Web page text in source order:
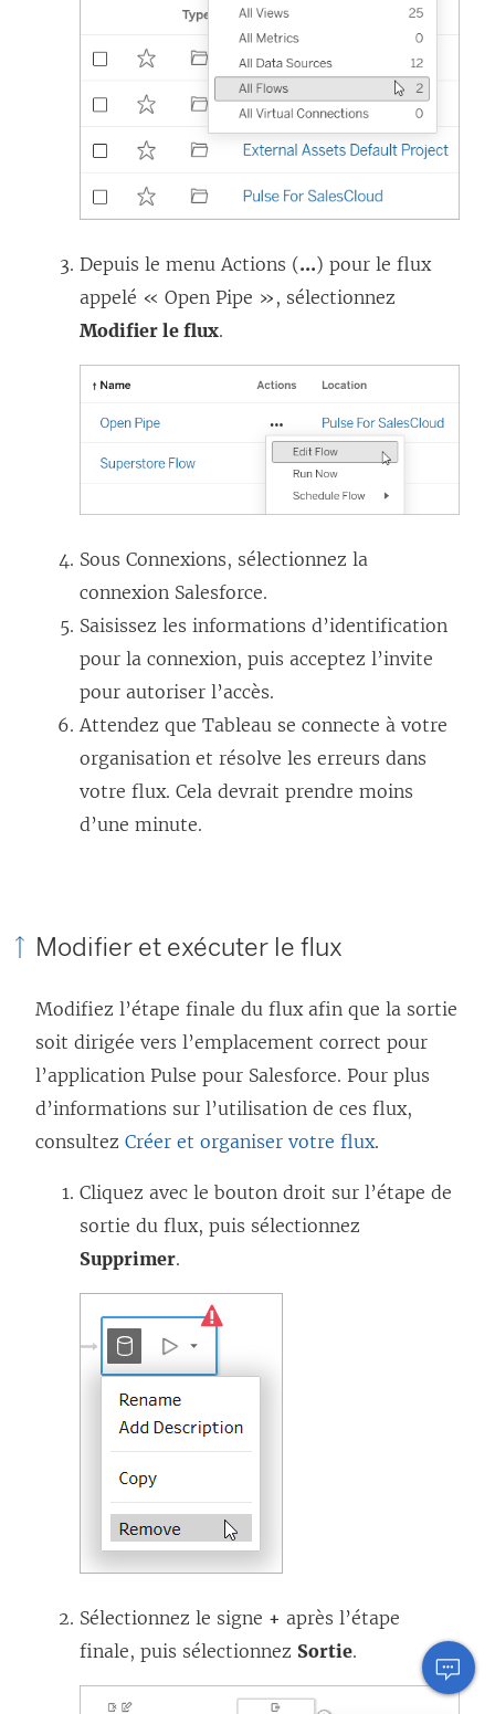
Depuis le menu Actions (...) pour le flux
appelé « Open Pipe », sélectionnez
Modifier le flux.
Sous Connexions, sélectionnez la
connexion Salesforce.
Saisissez les informations d’identification
pour la connexion, puis acceptez l’invite
pour autoriser l’accès.
Attendez que Tableau se connecte à votre
organisation et résolve les erreurs dans
votre flux. Cela devrait prendre moins
d’une minute.
Modifier et exécuter le flux
Modifiez l’étape finale du flux afin que la sortie
soit dirigée vers l’emplacement correct pour
l’application Pulse pour Salesforce. Pour plus
d’informations sur l’utilisation de ces flux,
consultez Créer et organiser votre flux.
Cliquez avec le bouton droit sur l’étape de
sortie du flux, puis sélectionnez
Supprimer.
Sélectionnez le signe + après l’étape
finale, puis sélectionnez Sortie.